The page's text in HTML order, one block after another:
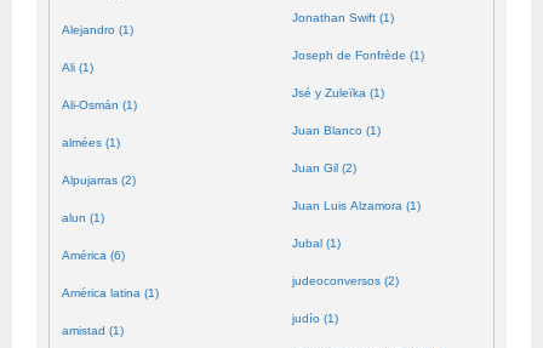
Alejandro (1)
Ali (1)
Ali-Osmán (1)
almées (1)
Alpujarras (2)
alun (1)
América (6)
América latina (1)
amistad (1)
Jonathan Swift (1)
Joseph de Fonfrède (1)
Jsé y Zuleïka (1)
Juan Blanco (1)
Juan Gil (2)
Juan Luis Alzamora (1)
Jubal (1)
judeoconversos (2)
judío (1)